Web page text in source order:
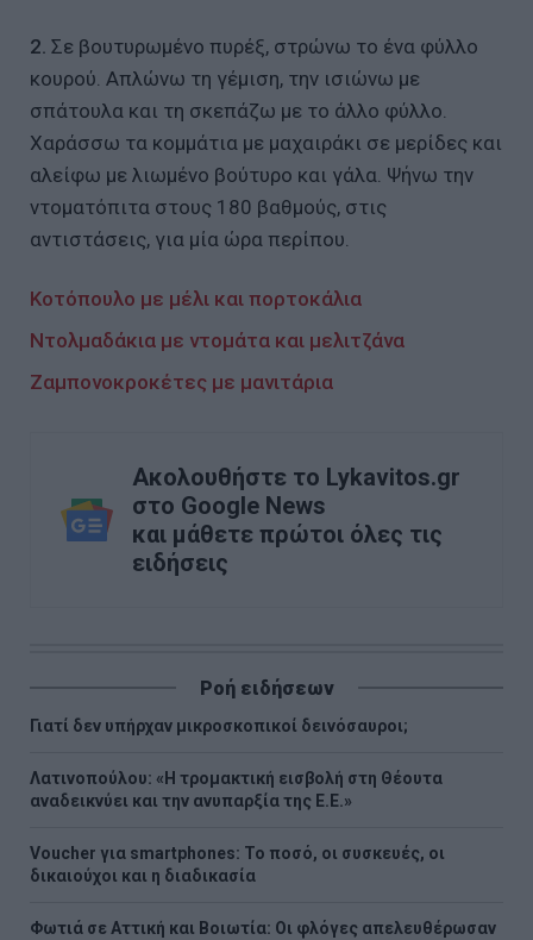
2. Σε βουτυρωμένο πυρέξ, στρώνω το ένα φύλλο
κουρού. Απλώνω τη γέμιση, την ισιώνω με
σπάτουλα και τη σκεπάζω με το άλλο φύλλο.
Χαράσσω τα κομμάτια με μαχαιράκι σε μερίδες και
αλείφω με λιωμένο βούτυρο και γάλα. Ψήνω την
ντοματόπιτα στους 180 βαθμούς, στις
αντιστάσεις, για μία ώρα περίπου.
Κοτόπουλο με μέλι και πορτοκάλια
Ντολμαδάκια με ντομάτα και μελιτζάνα
Ζαμπονοκροκέτες με μανιτάρια
Ακολουθήστε το Lykavitos.gr
στο Google News
και μάθετε πρώτοι όλες τις
ειδήσεις
Ροή ειδήσεων
Γιατί δεν υπήρχαν μικροσκοπικοί δεινόσαυροι;
Λατινοπούλου: «Η τρομακτική εισβολή στη Θέουτα
αναδεικνύει και την ανυπαρξία της Ε.Ε.»
Voucher για smartphones: Το ποσό, οι συσκευές, οι
δικαιούχοι και η διαδικασία
Φωτιά σε Αττική και Βοιωτία: Οι φλόγες απελευθέρωσαν